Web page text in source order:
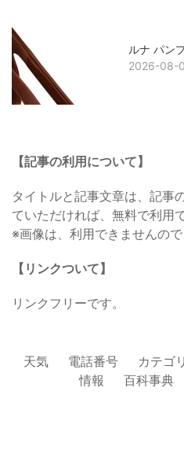
ルナ パン
2026-08-
【記事の利用について】
タイトルと記事文章は、記事
ていただければ、無料で利用
※画像は、利用できませんので
【リンクついて】
リンクフリーです。
天気 電話番号 カテゴ
情報
百科事典